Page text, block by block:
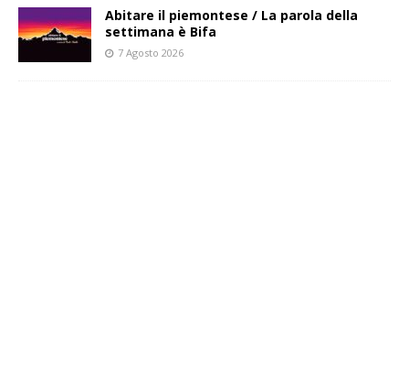
Abitare il piemontese / La parola della
settimana è Bifa
7 Agosto 2026